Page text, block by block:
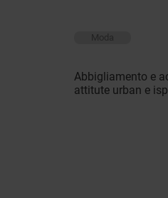
Moda
Abbigliamento e
attitute urban e